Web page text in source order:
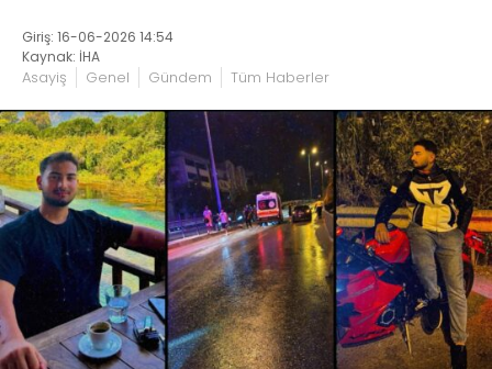
Giriş: 16-06-2026 14:54
Kaynak: İHA
Asayiş Genel Gündem Tüm Haberler